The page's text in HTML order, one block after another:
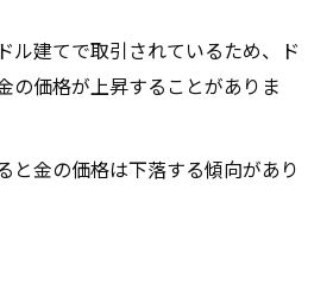
ル建てで取引されているため、ド
の価格が上昇することがありま
と金の価格は下落する傾向があり